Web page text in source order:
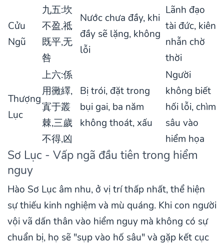
Cửu
Ngũ
九五:坎
不盈,祗
既平,无
咎
Nước chưa đầy, khi
đầy sẽ lặng, không
lỗi
Lãnh đạo
tài đức, kiên
nhẫn chờ
thời
Thượng
Lục
上六:係
用黴繹,
寘于叢
棘,三歲
不得,凶
Bị trói, đặt trong
bụi gai, ba năm
không thoát, xấu
Người
không biết
hối lỗi, chìm
sâu vào
hiểm họa
Sơ Lục - Vấp ngã đầu tiên trong hiểm
nguy
Hào Sơ Lục âm nhu, ở vị trí thấp nhất, thể hiện
sự thiếu kinh nghiệm và mù quáng. Khi con người
vội vã dấn thân vào hiểm nguy mà không có sự
chuẩn bị, họ sẽ "sụp vào hố sâu" và gặp kết cục